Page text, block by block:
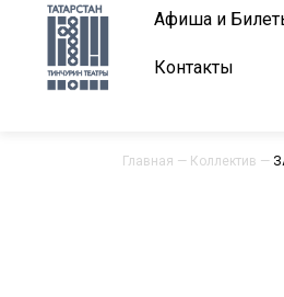
Афиша и
Контакты
Главная — Коллектив —